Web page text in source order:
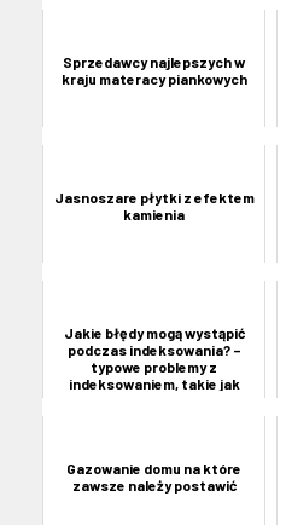
Sprzedawcy najlepszych w
kraju materacy piankowych
Jasnoszare płytki z efektem
kamienia
Jakie błędy mogą wystąpić
podczas indeksowania? –
typowe problemy z
indeksowaniem, takie jak
Gazowanie domu na które
zawsze należy postawić